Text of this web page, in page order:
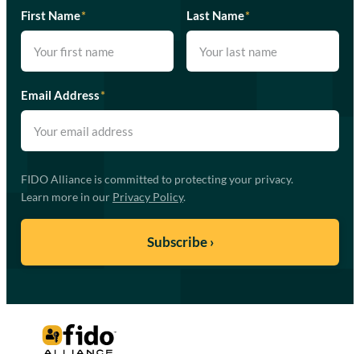
First Name* Last Name*
Email Address*
FIDO Alliance is committed to protecting your privacy.
Learn more in our Privacy Policy.